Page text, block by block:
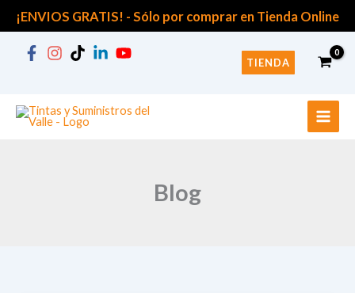
contenido
¡ENVIOS GRATIS! - Sólo por comprar en Tienda Online
TIENDA
Blog
u
o